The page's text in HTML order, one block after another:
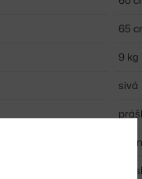
65
9 kg
sivá